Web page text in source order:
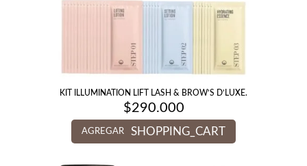
KIT ILLUMINATION LIFT LASH & BROW’S D’LUXE.
$290.000
AGREGAR SHOPPING_CART